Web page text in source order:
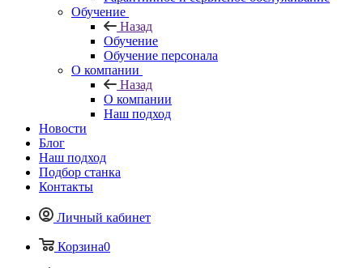
Обучение
Назад
Обучение
Обучение персонала
О компании
Назад
О компании
Наш подход
Новости
Блог
Наш подход
Подбор станка
Контакты
Личный кабинет
Корзина0